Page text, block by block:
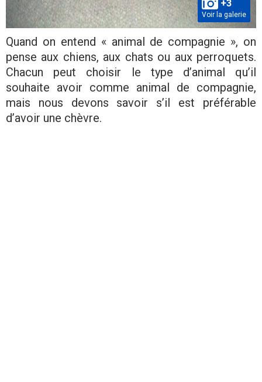
+3
Voir la galerie
Quand on entend « animal de compagnie », on
pense aux chiens, aux chats ou aux perroquets.
Chacun peut choisir le type d’animal qu’il
souhaite avoir comme animal de compagnie,
mais nous devons savoir s’il est préférable
d’avoir une chèvre.